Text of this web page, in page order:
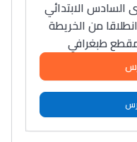
الابتدائي
من الخريطة
طبغرافي